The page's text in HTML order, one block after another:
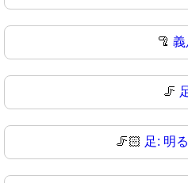
🦿 義
🦵
🦵🏻 足: 明